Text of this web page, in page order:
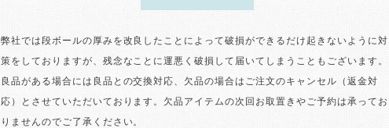
弊社では段ボールの厚みを改良したことによって破損ができるだけ起きないように対
策をしておりますが、残念なことに運悪く破損して届いてしまうこともございます。
良品がある場合には良品との交換対応、欠品の場合はご注文のキャンセル（返金対
応）とさせていただいております。欠品アイテムの次回お取置きやご予約は承ってお
りませんのでご了承ください。